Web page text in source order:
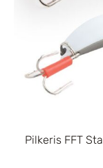
Pilkeris FFT